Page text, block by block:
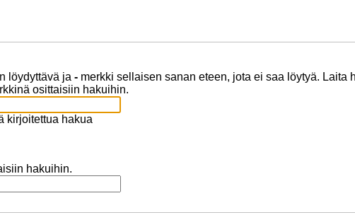
löydyttävä ja - merkki sellaisen sanan eteen, jota ei saa löytyä. Laita
osittaisiin hakuihin.
kirjoitettua hakua
hakuihin.